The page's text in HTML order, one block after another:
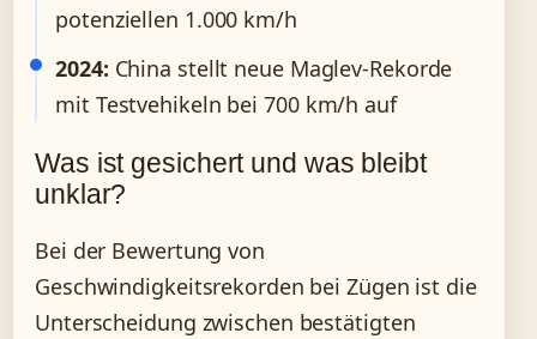
potenziellen 1.000 km/h
2024: China stellt neue Maglev-Rekorde
mit Testvehikeln bei 700 km/h auf
Was ist gesichert und was bleibt
unklar?
Bei der Bewertung von
Geschwindigkeitsrekorden bei Zügen ist die
Unterscheidung zwischen bestätigten